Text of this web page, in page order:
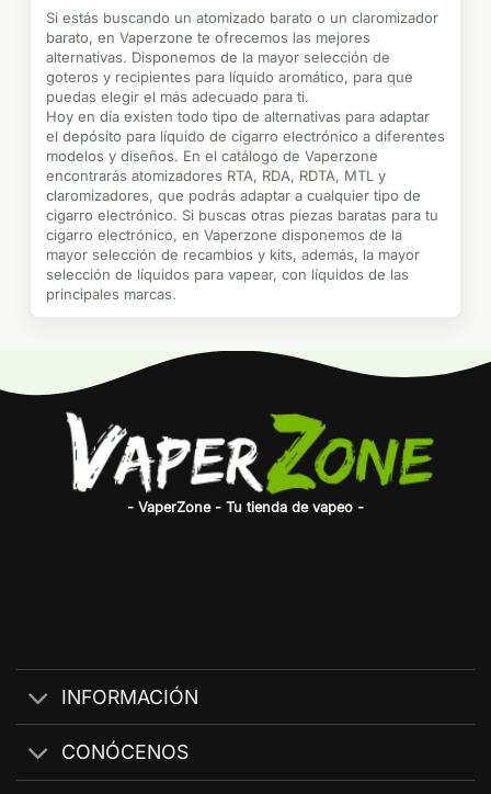
Si estás buscando un atomizado barato o un claromizador
barato, en Vaperzone te ofrecemos las mejores
alternativas. Disponemos de la mayor selección de
goteros y recipientes para líquido aromático, para que
puedas elegir el más adecuado para ti.
Hoy en día existen todo tipo de alternativas para adaptar
el depósito para líquido de cigarro electrónico a diferentes
modelos y diseños. En el catálogo de Vaperzone
encontrarás atomizadores RTA, RDA, RDTA, MTL y
claromizadores, que podrás adaptar a cualquier tipo de
cigarro electrónico. Si buscas otras piezas baratas para tu
cigarro electrónico, en Vaperzone disponemos de la
mayor selección de recambios y kits, además, la mayor
selección de líquidos para vapear, con líquidos de las
principales marcas.
- VaperZone - Tu tienda de vapeo -
INFORMACIÓN
CONÓCENOS